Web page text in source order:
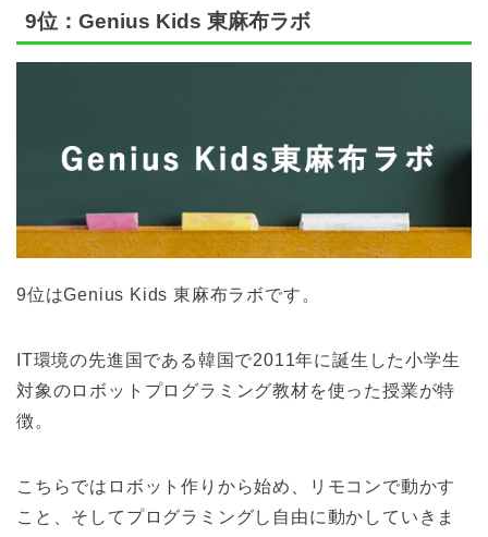
9位：Genius Kids 東麻布ラボ
9位はGenius Kids 東麻布ラボです。
IT環境の先進国である韓国で2011年に誕生した小学生
対象のロボットプログラミング教材を使った授業が特
徴。
こちらではロボット作りから始め、リモコンで動かす
こと、そしてプログラミングし自由に動かしていきま